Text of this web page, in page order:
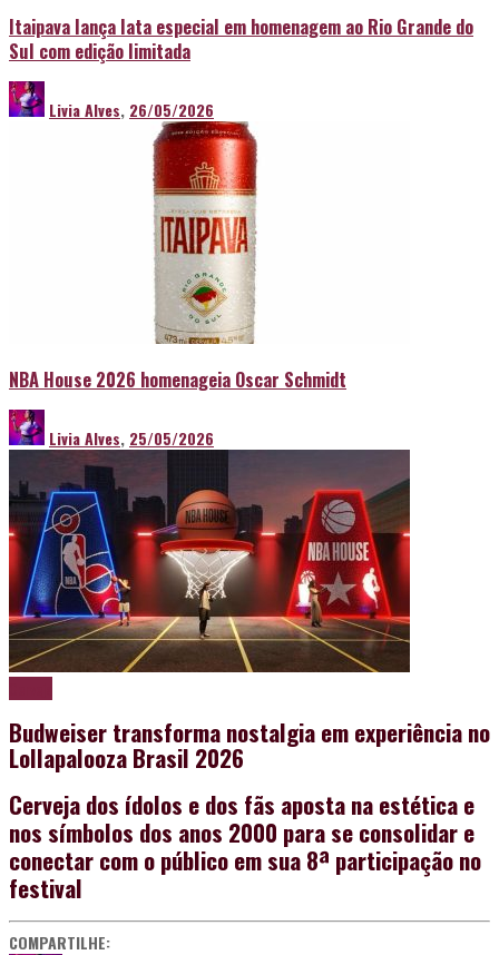
Itaipava lança lata especial em homenagem ao Rio Grande do
Sul com edição limitada
Livia Alves, 26/05/2026
NBA House 2026 homenageia Oscar Schmidt
Livia Alves, 25/05/2026
Budweiser transforma nostalgia em experiência no
Lollapalooza Brasil 2026
Cerveja dos ídolos e dos fãs aposta na estética e
nos símbolos dos anos 2000 para se consolidar e
conectar com o público em sua 8ª participação no
festival
COMPARTILHE: